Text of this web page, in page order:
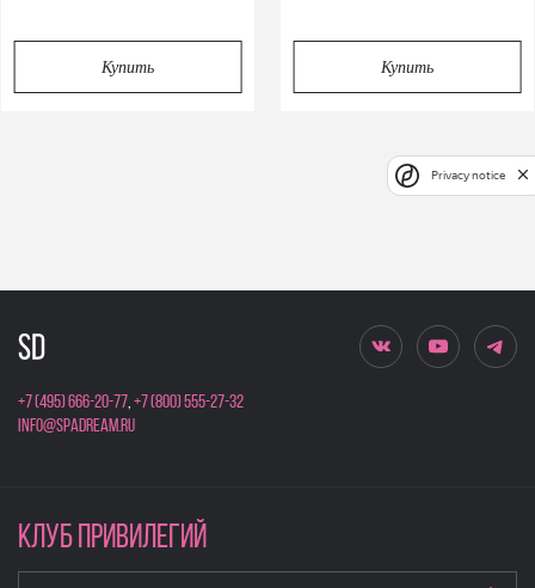
Купить Купить
+7 (495) 666-20-77,+7 (800) 555-27-32
info@spadream.ru
КЛУБ ПРИВИЛЕГИЙ
Privacy notice